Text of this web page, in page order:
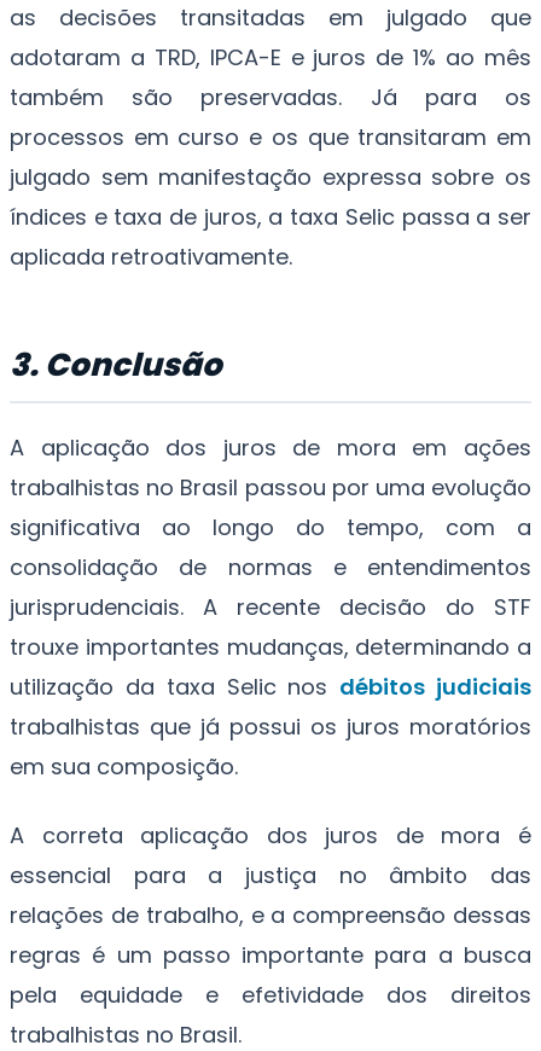
as decisões transitadas em julgado que
adotaram a TRD, IPCA-E e juros de 1% ao mês
também são preservadas. Já para os
processos em curso e os que transitaram em
julgado sem manifestação expressa sobre os
índices e taxa de juros, a taxa Selic passa a ser
aplicada retroativamente.
3. Conclusão
A aplicação dos juros de mora em ações
trabalhistas no Brasil passou por uma evolução
significativa ao longo do tempo, com a
consolidação de normas e entendimentos
jurisprudenciais. A recente decisão do STF
trouxe importantes mudanças, determinando a
utilização da taxa Selic nos débitos judiciais
trabalhistas que já possui os juros moratórios
em sua composição.
A correta aplicação dos juros de mora é
essencial para a justiça no âmbito das
relações de trabalho, e a compreensão dessas
regras é um passo importante para a busca
pela equidade e efetividade dos direitos
trabalhistas no Brasil.